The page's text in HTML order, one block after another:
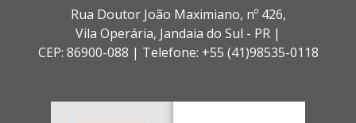
Rua Doutor João Maximiano, nº 426,
Vila Operária, Jandaia do Sul - PR |
CEP: 86900-088 | Telefone: +55 (41)98535-0118